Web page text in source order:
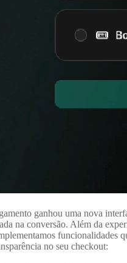
ganhou uma nova
na conversão. Além da
funcionalidades
no seu checkout: